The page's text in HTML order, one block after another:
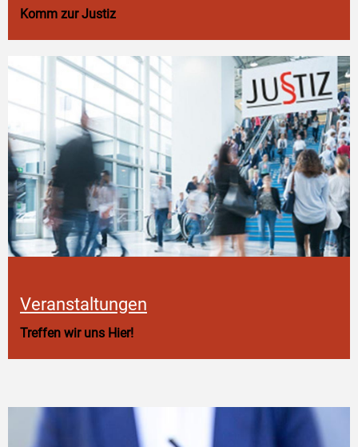
Komm zur Justiz
Veranstaltungen
Treffen wir uns Hier!